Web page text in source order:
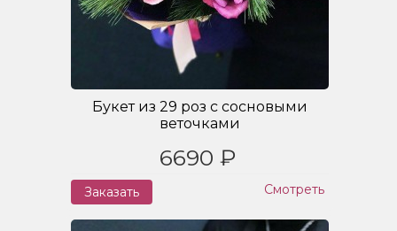
Букет из 29 роз с сосновыми
веточками
6690 ₽
Заказать Смотреть